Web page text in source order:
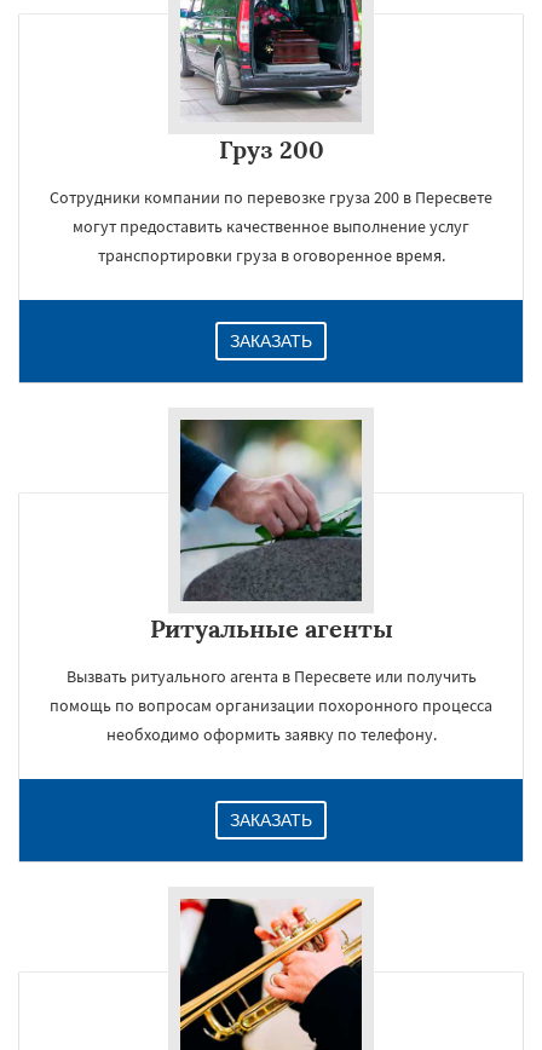
Груз 200
Сотрудники компании по перевозке груза 200 в Пересвете
могут предоставить качественное выполнение услуг
транспортировки груза в оговоренное время.
ЗАКАЗАТЬ
Ритуальные агенты
Вызвать ритуального агента в Пересвете или получить
помощь по вопросам организации похоронного процесса
необходимо оформить заявку по телефону.
ЗАКАЗАТЬ